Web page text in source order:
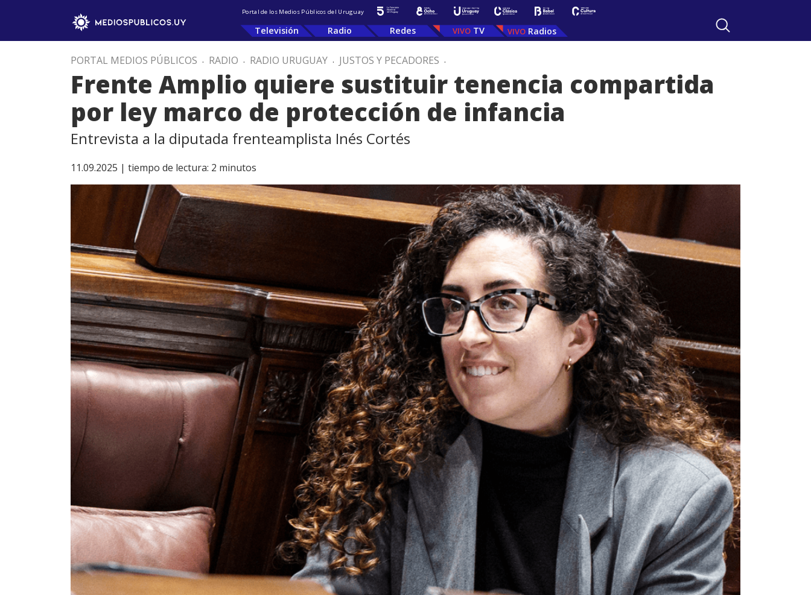
Portal de los Medios Públicos del Uruguay
Televisión Radio Redes TV Radios
PORTAL MEDIOS PÚBLICOS . RADIO . RADIO URUGUAY . JUSTOS Y PECADORES .
Frente Amplio quiere sustituir tenencia compartida
por ley marco de protección de infancia
Entrevista a la diputada frenteamplista Inés Cortés
11.09.2025 | tiempo de lectura: 2 minutos